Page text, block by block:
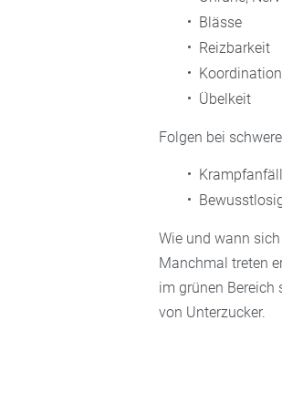
Blässe
Reizbarkeit
Übelkeit
Folgen bei
Wie und wann
Manchmal treten
im grünen
von Unterzucker.